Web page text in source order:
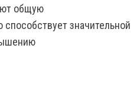
общую
значительной